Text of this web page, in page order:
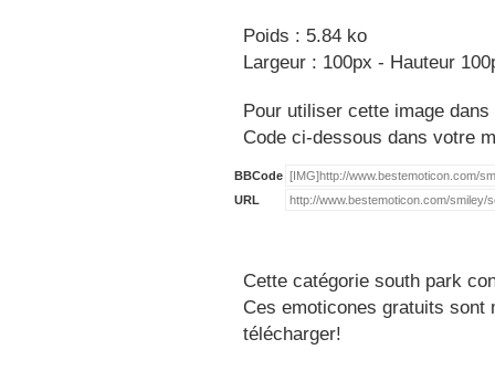
Poids : 5.84 ko
Largeur : 100px - Hauteur
Pour utiliser cette image
Code ci-dessous dans votre
BBCode
URL
Cette catégorie south park
Ces emoticones gratuits
télécharger!